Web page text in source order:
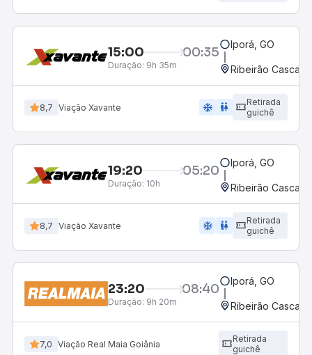
15:00 00:35
Duração: 9h 35m
Iporá, GO
Ribeirão
8,7 Viação Xavante ac_unit wc
Retirada
guichê
19:20 05:20
Duração: 10h
Iporá, GO
Ribeirão
8,7 Viação Xavante ac_unit wc
Retirada
guichê
23:20 08:40
Duração: 9h 20m
Iporá, GO
Ribeirão
7,0 Viação Real Maia Goiânia
Retirada
guichê